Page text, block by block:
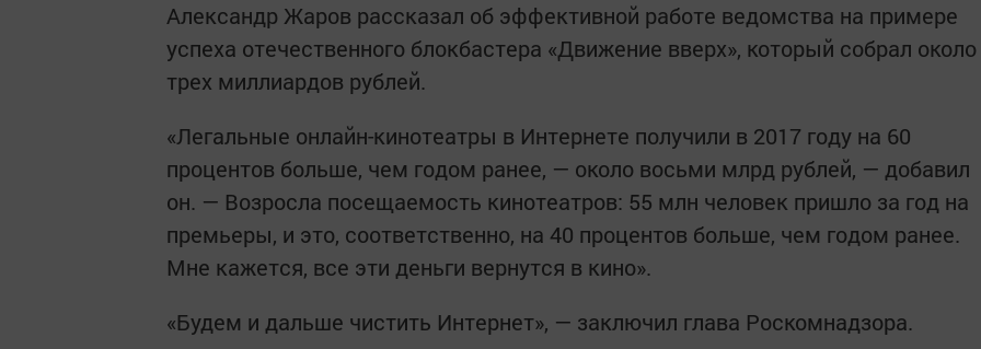
Александр Жаров рассказал об эффективной работе ведомства на примере
успеха отечественного блокбастера «Движение вверх», который собрал около
трех миллиардов рублей.
«Легальные онлайн-кинотеатры в Интернете получили в 2017 году на 60
процентов больше, чем годом ранее, — около восьми млрд рублей, — добавил
он. — Возросла посещаемость кинотеатров: 55 млн человек пришло за год на
премьеры, и это, соответственно, на 40 процентов больше, чем годом ранее.
Мне кажется, все эти деньги вернутся в кино».
«Будем и дальше чистить Интернет», — заключил глава Роскомнадзора.